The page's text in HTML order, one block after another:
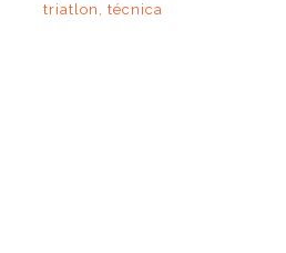
triatlon
técnica